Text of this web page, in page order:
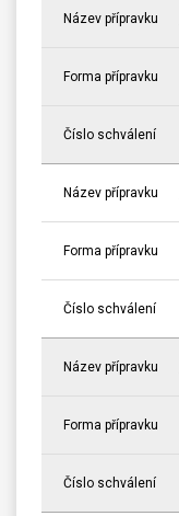
Název přípravku
Forma přípravku
Číslo schválení
Název přípravku
Forma přípravku
Číslo schválení
Název přípravku
Forma přípravku
Číslo schválení